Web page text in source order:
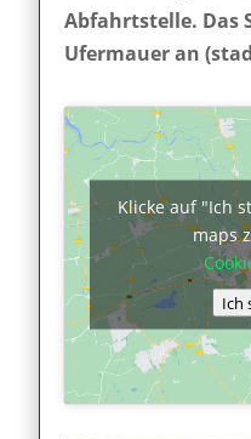
Abfahrtstelle. Das
Ufermauer an
Klicke auf "Ich
maps
Ich